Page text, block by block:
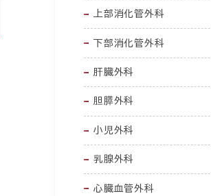
上部消化管外科
下部消化管外科
肝臓外科
胆膵外科
小児外科
乳腺外科
心臓血管外科